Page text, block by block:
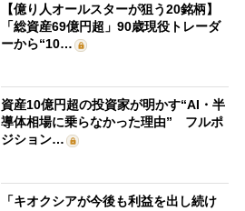
【億り人オールスターが狙う20銘柄】
「総資産69億円超」90歳現役トレーダ
ーから“10…
資産10億円超の投資家が明かす“AI・半
導体相場に乗らなかった理由” フルポ
ジション…
「キオクシアが今後も利益を出し続け